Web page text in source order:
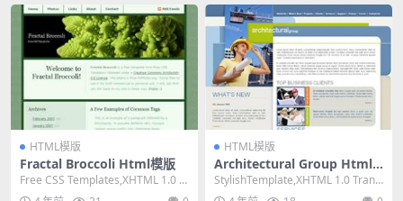
HTML模版
Fractal Broccoli Html模版
Free CSS Templates,XHTML 1.0 St
rict,Fixe...
HTML模版
Architectural Group Html
模版
StylishTemplate,XHTML 1.0 Transi
tional,F...